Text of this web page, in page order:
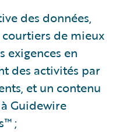
des données,
de mieux
exigences en
des activités par
et un contenu
Guidewire
;